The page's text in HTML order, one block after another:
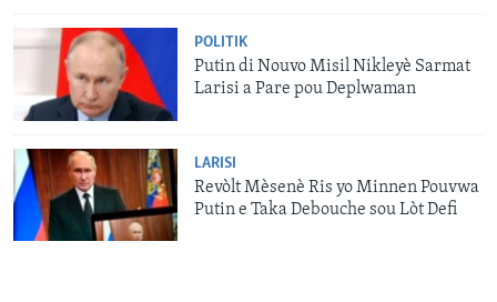
POLITIK
Putin di Nouvo Misil Nikleyè Sarmat
Larisi a Pare pou Deplwaman
LARISI
Revòlt Mèsenè Ris yo Minnen Pouvwa
Putin e Taka Debouche sou Lòt Defi